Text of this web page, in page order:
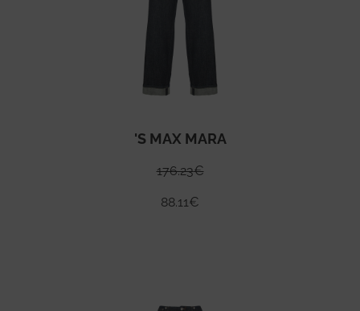
'S MAX MARA
176.23€
88.11€